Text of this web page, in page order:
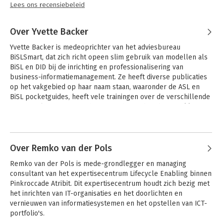
Lees ons recensiebeleid
Over Yvette Backer
Yvette Backer is medeoprichter van het adviesbureau
BiSLSmart, dat zich richt opeen slim gebruik van modellen als
BiSL en DID bij de inrichting en professionalisering van
business-informatiemanagement. Ze heeft diverse publicaties
op het vakgebied op haar naam staan, waaronder de ASL en
BiSL pocketguides, heeft vele trainingen over de verschillende
Over Remko van der Pols
Remko van der Pols is mede-grondlegger en managing
consultant van het expertisecentrum Lifecycle Enabling binnen
Pinkroccade Atribit. Dit expertisecentrum houdt zich bezig met
het inrichten van IT-organisaties en het doorlichten en
vernieuwen van informatiesystemen en het opstellen van ICT-
portfolio's.